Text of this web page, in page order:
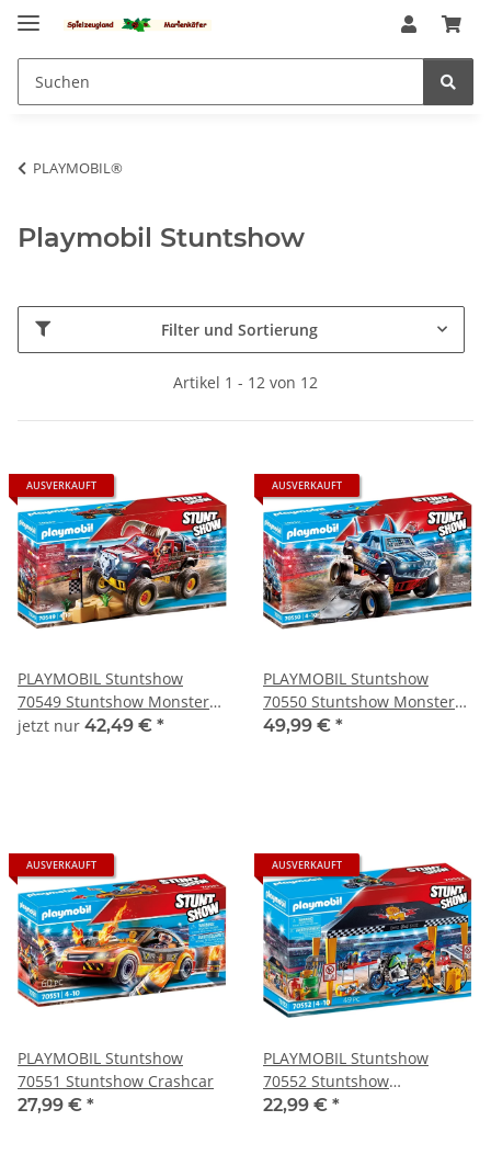
PLAYMOBIL®
Playmobil Stuntshow
Filter und Sortierung
Artikel 1 - 12 von 12
AUSVERKAUFT
PLAYMOBIL Stuntshow
70549 Stuntshow Monster
Truck Horned
jetzt nur 42,49 € *
AUSVERKAUFT
PLAYMOBIL Stuntshow
70550 Stuntshow Monster
Truck Shark
49,99 € *
AUSVERKAUFT
PLAYMOBIL Stuntshow
70551 Stuntshow Crashcar
27,99 € *
AUSVERKAUFT
PLAYMOBIL Stuntshow
70552 Stuntshow
Werkstattzelt
22,99 € *